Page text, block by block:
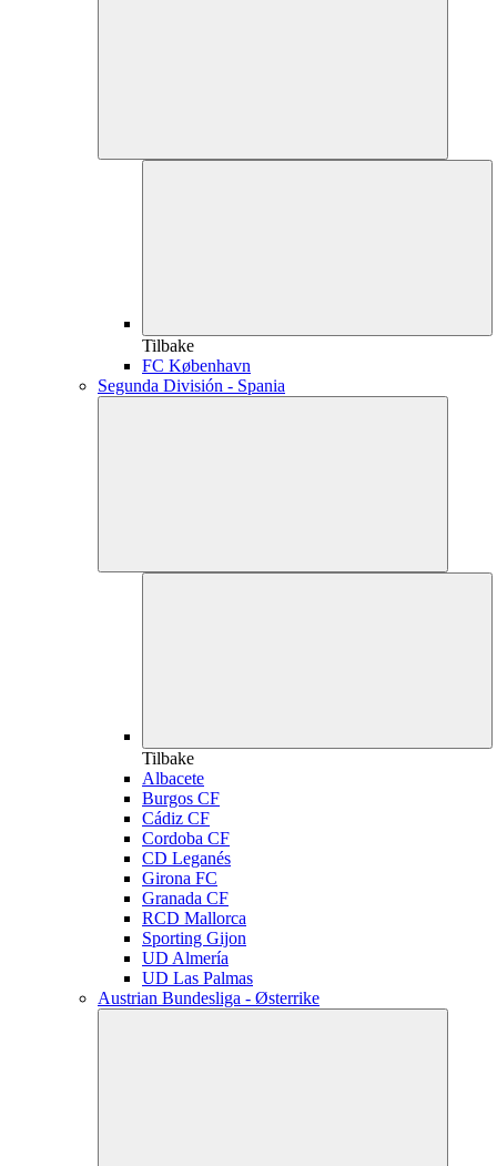
Tilbake
FC København
Segunda División - Spania
Tilbake
Albacete
Burgos CF
Cádiz CF
Cordoba CF
CD Leganés
Girona FC
Granada CF
RCD Mallorca
Sporting Gijon
UD Almería
UD Las Palmas
Austrian Bundesliga - Østerrike